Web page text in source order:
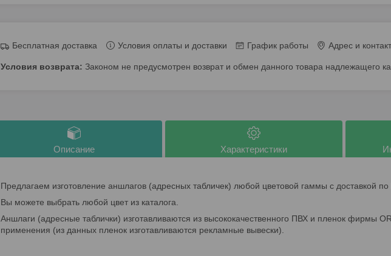
Бесплатная доставка Условия оплаты и доставки График работы Адрес и
Законом не предусмотрен возврат и обмен данного товара надлежащего
Описание Характеристики
Предлагаем изготовление аншлагов (адресных табличек) любой цветовой гаммы с доставкой
Вы можете выбрать любой цвет из каталога.
Аншлаги (адресные таблички) изготавливаются из высококачественного ПВХ и пленок фирмы
применения (из данных пленок изготавливаются рекламные вывески).